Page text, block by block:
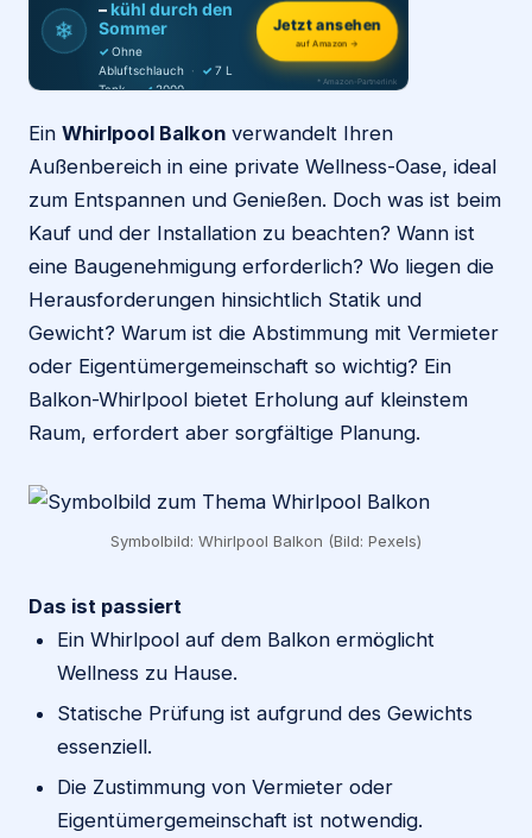
Login
Firma eintragen
❄
–kühl durch den
Sommer
✓ Ohne
Abluftschlauch · ✓ 7 L
Tank · ✓2000
Jetzt ansehen
auf Amazon →
* Amazon-Partnerlink
Ein Whirlpool Balkon verwandelt Ihren
Außenbereich in eine private Wellness-Oase, ideal
zum Entspannen und Genießen. Doch was ist beim
Kauf und der Installation zu beachten? Wann ist
eine Baugenehmigung erforderlich? Wo liegen die
Herausforderungen hinsichtlich Statik und
Gewicht? Warum ist die Abstimmung mit Vermieter
oder Eigentümergemeinschaft so wichtig? Ein
Balkon-Whirlpool bietet Erholung auf kleinstem
Raum, erfordert aber sorgfältige Planung.
Symbolbild: Whirlpool Balkon (Bild: Pexels)
Das ist passiert
Ein Whirlpool auf dem Balkon ermöglicht
Wellness zu Hause.
Statische Prüfung ist aufgrund des Gewichts
essenziell.
Die Zustimmung von Vermieter oder
Eigentümergemeinschaft ist notwendig.